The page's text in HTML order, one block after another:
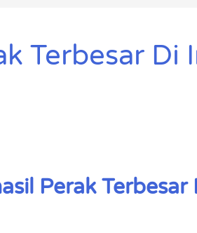
Terbesar Di
Perak Terbesar